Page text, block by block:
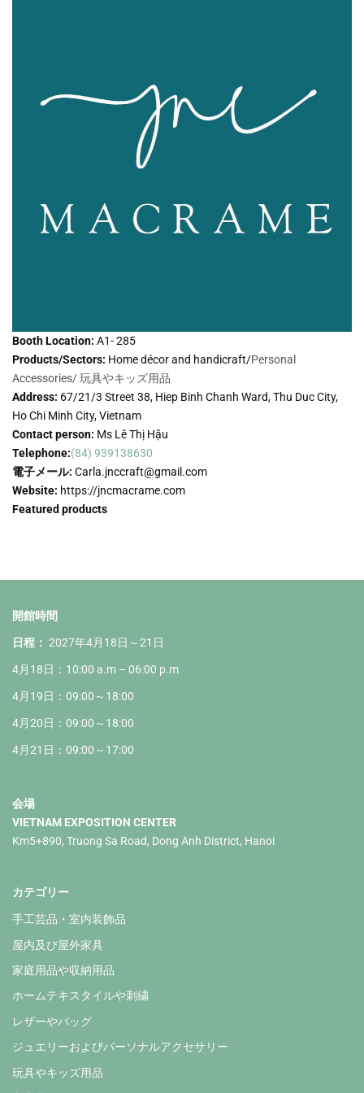
Booth Location: A1- 285
Products/Sectors: Home décor and handicraft/Personal
Accessories/玩具やキッズ用品
Address: 67/21/3 Street 38, Hiep Binh Chanh Ward, Thu Duc City,
Ho Chi Minh City, Vietnam
Contact person: Ms Lê Thị Hậu
Telephone:(84) 939138630
電子メール: Carla.jnccraft@gmail.com
Website: https://jncmacrame.com
Featured products
開館時間
日程： 2027年4月18日～21日
4月18日：10:00 a.m – 06:00 p.m
4月19日：09:00～18:00
4月20日：09:00～18:00
4月21日：09:00～17:00
会場
VIETNAM EXPOSITION CENTER
Km5+890, Truong Sa Road, Dong Anh District, Hanoi
カテゴリー
手工芸品・室内装飾品
屋内及び屋外家具
家庭用品や収納用品
ホームテキスタイルや刺繍
レザーやバッグ
ジュエリーおよびパーソナルアクセサリー
玩具やキッズ用品